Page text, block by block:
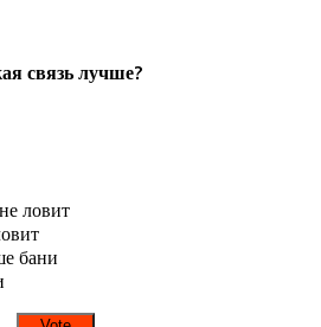
связь лучше?
ловит
бани